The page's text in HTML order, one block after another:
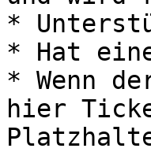
*
* Hat
* Wenn
hier